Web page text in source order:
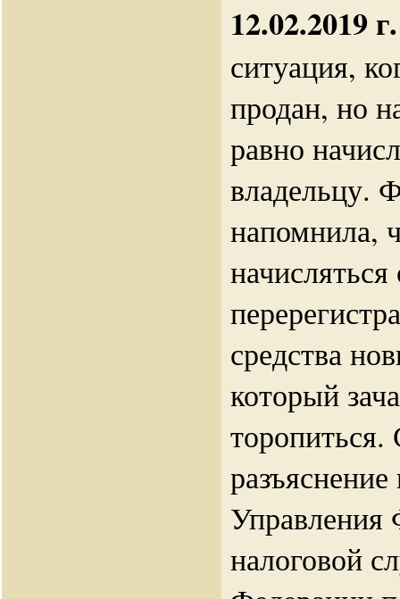
12.02.2019
ситуация,
продан, но
равно
владельцу.
напомнила,
средства
который
Управления
налоговой